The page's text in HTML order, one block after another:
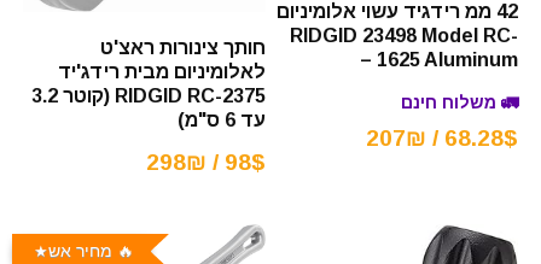
42 ממ רידגיד עשוי אלומיניום
RIDGID 23498 Model RC-
1625 Aluminum –
🚛 משלוח חינם
68.28$ / 207₪
חותך צינורות ראצ'ט
לאלומיניום מבית רידג'יד
RIDGID RC-2375 (קוטר 3.2
עד 6 ס"מ)
98$ / 298₪
🔥 מחיר אש